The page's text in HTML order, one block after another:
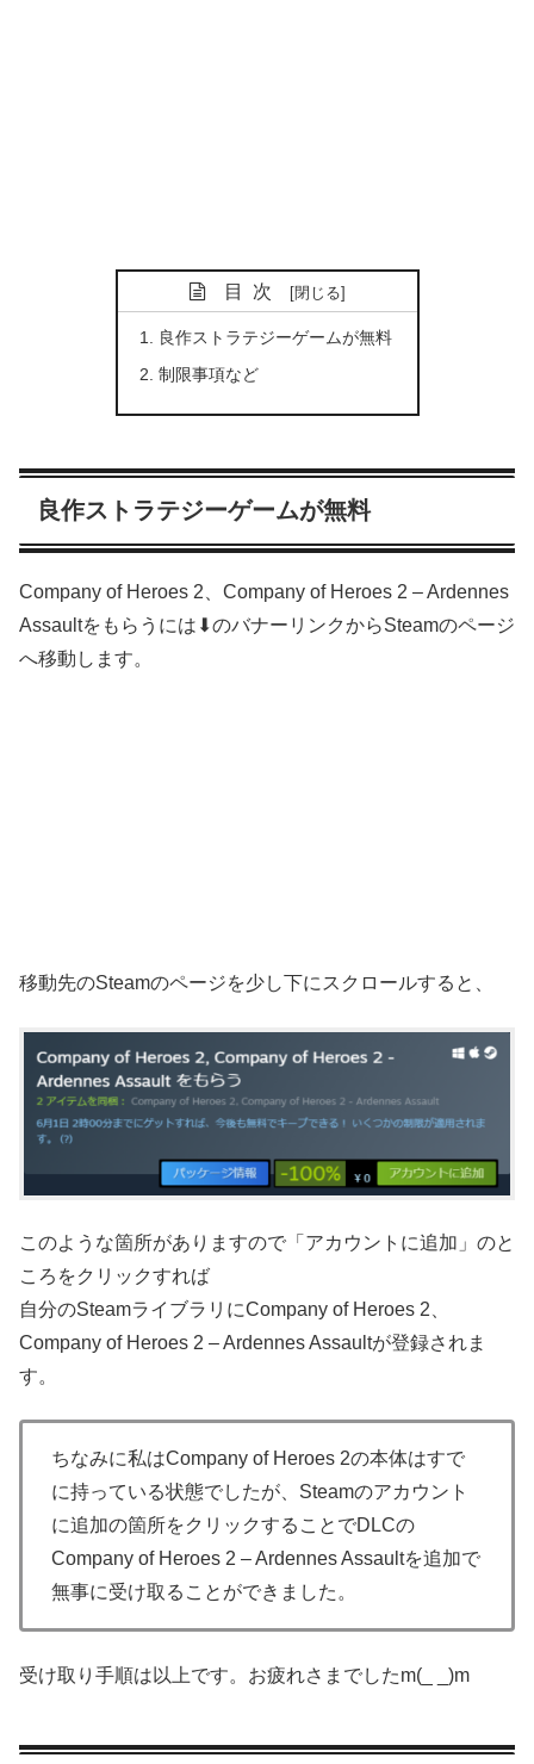
目次
良作ストラテジーゲームが無料
制限事項など
良作ストラテジーゲームが無料
Company of Heroes 2、Company of Heroes 2 – Ardennes
Assaultをもらうには⬇のバナーリンクからSteamのページ
へ移動します。
移動先のSteamのページを少し下にスクロールすると、
このような箇所がありますので「アカウントに追加」のと
ころをクリックすれば
自分のSteamライブラリにCompany of Heroes 2、
Company of Heroes 2 – Ardennes Assaultが登録されま
す。
ちなみに私はCompany of Heroes 2の本体はすで
に持っている状態でしたが、Steamのアカウント
に追加の箇所をクリックすることでDLCの
Company of Heroes 2 – Ardennes Assaultを追加で
無事に受け取ることができました。
受け取り手順は以上です。お疲れさまでしたm(_ _)m